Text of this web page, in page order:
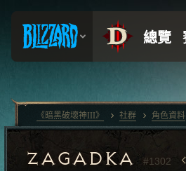
ZAGADKA #1302
《暗黑破壞神III》 社群 角色資料